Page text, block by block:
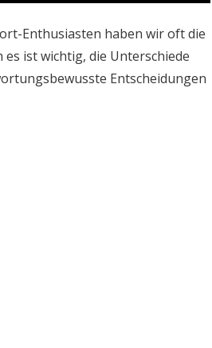
Enthusiasten haben wir oft die
ist wichtig, die Unterschiede
Entscheidungen